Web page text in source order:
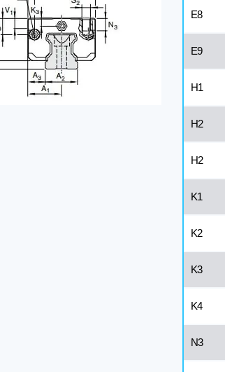
E8
E9
H1
H2
H2
K1
K2
K3
K4
N3